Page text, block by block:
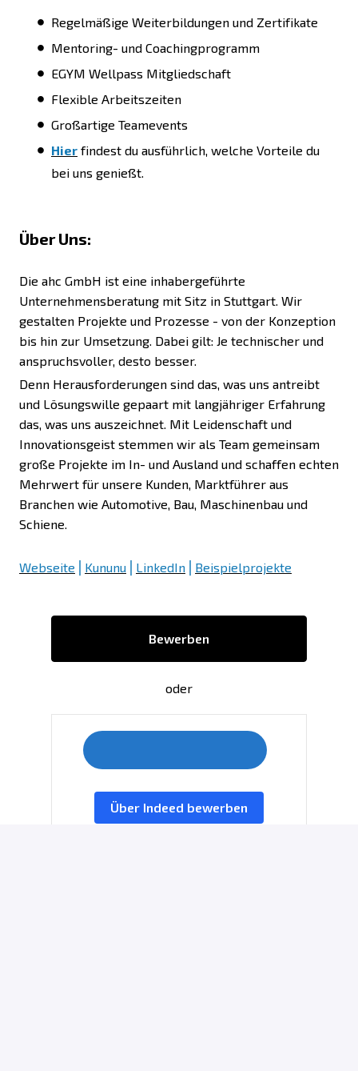
Regelmäßige Weiterbildungen und Zertifikate
Mentoring- und Coachingprogramm
EGYM Wellpass Mitgliedschaft
Flexible Arbeitszeiten
Großartige Teamevents
Hier findest du ausführlich, welche Vorteile du
bei uns genießt.
Über Uns:
Die ahc GmbH ist eine inhabergeführte
Unternehmensberatung mit Sitz in Stuttgart. Wir
gestalten Projekte und Prozesse - von der Konzeption
bis hin zur Umsetzung. Dabei gilt: Je technischer und
anspruchsvoller, desto besser.
Denn Herausforderungen sind das, was uns antreibt
und Lösungswille gepaart mit langjähriger Erfahrung
das, was uns auszeichnet. Mit Leidenschaft und
Innovationsgeist stemmen wir als Team gemeinsam
große Projekte im In- und Ausland und schaffen echten
Mehrwert für unsere Kunden, Marktführer aus
Branchen wie Automotive, Bau, Maschinenbau und
Schiene.
Webseite Kununu LinkedIn Beispielprojekte
Bewerben
oder
Über Indeed bewerben